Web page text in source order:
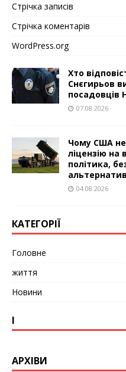
Стрічка записів
Стрічка коментарів
WordPress.org
Хто
Снєгирьов
посадовців
07.08.2026
Чому США не
ліцензію
політика,
04.08.2026
КАТЕГОРІЇ
Головне
життя
Новини
І
АРХІВИ